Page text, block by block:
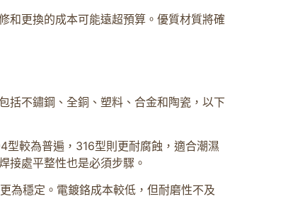
和更換的成本可能遠超預算。優質材質將確
括不鏽鋼、全銅、塑料、合金和陶瓷，以下
較為普遍，316型則更耐腐蝕，適合潮濕
接處平整性也是必須步驟。
為穩定。電鍍鉻成本較低，但耐磨性不及